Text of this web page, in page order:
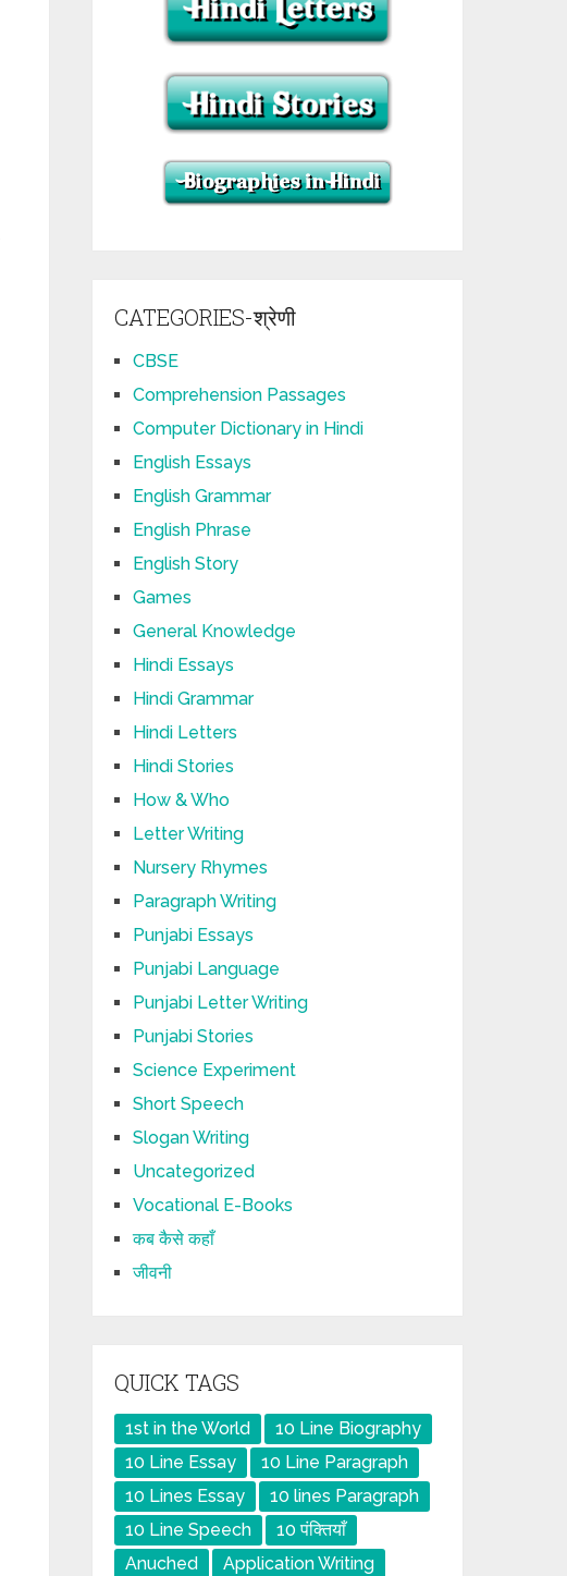
CATEGORIES-श्रेणी
CBSE
Comprehension Passages
Computer Dictionary in Hindi
English Essays
English Grammar
English Phrase
English Story
Games
General Knowledge
Hindi Essays
Hindi Grammar
Hindi Letters
Hindi Stories
How & Who
Letter Writing
Nursery Rhymes
Paragraph Writing
Punjabi Essays
Punjabi Language
Punjabi Letter Writing
Punjabi Stories
Science Experiment
Short Speech
Slogan Writing
Uncategorized
Vocational E-Books
कब कैसे कहाँ
जीवनी
QUICK TAGS
1st in the World
10 Line Biography
10 Line Essay
10 Line Paragraph
10 Lines Essay
10 lines Paragraph
10 Line Speech
10 पंक्तियाँ
Anuched
Application Writing